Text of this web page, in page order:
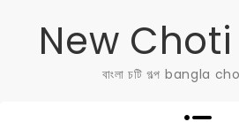
New
বাংলা চটি গল্প bangla